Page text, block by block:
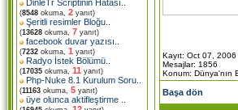
DinleTr Scriptinin Hatası
(8548 okuma, 2 yanıt)
Şeritli resimler Bloğu
(13628 okuma, 7 yanıt)
facebook duvar yazısı
(7232 okuma, 1 yanıt)
Radyo İstek Bölümü
(17035 okuma, 11 yanıt)
Php-Nuke 8.1 Kurulum Soru
(11163 okuma, 5 yanıt)
üye olunca aktifleştirme
Kayıt: Oct 07, 2006
Mesajlar: 1856
Konum: Dünya'nın
Başa dön